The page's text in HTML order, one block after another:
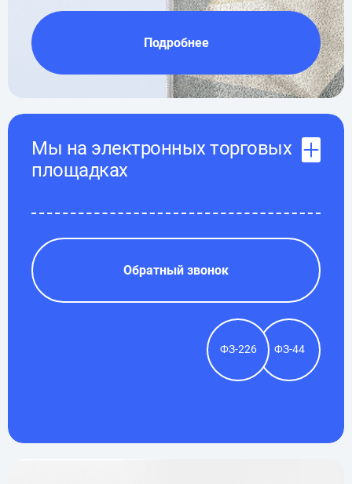
Подробнее
Мы на электронных торговых
площадках
Обратный звонок
ФЗ-226 ФЗ-44